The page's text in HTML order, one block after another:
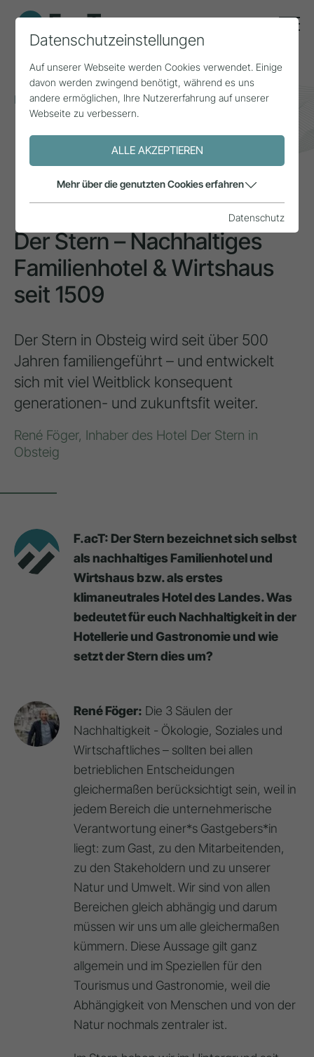
Home Themen
Familienunternehmen
Der Stern – Nachhaltiges Familienhotel & Wirtshaus
seit 1509
INSPIRATION
Der Stern – Nachhaltiges
Familienhotel & Wirtshaus
seit 1509
Der Stern in Obsteig wird seit über 500
Jahren familiengeführt – und entwickelt
sich mit viel Weitblick konsequent
generationen- und zukunftsfit weiter.
René Föger, Inhaber des Hotel Der Stern in
Obsteig
F.acT: Der Stern bezeichnet sich selbst
als nachhaltiges Familienhotel und
Wirtshaus bzw. als erstes
klimaneutrales Hotel des Landes. Was
bedeutet für euch Nachhaltigkeit in der
Hotellerie und Gastronomie und wie
setzt der Stern dies um?
René Föger: Die 3 Säulen der
Nachhaltigkeit - Ökologie, Soziales und
Wirtschaftliches – sollten bei allen
betrieblichen Entscheidungen
gleichermaßen berücksichtigt sein, weil in
jedem Bereich die unternehmerische
Verantwortung einer*s Gastgebers*in
liegt: zum Gast, zu den Mitarbeitenden,
zu den Stakeholdern und zu unserer
Natur und Umwelt. Wir sind von allen
Bereichen gleich abhängig und darum
müssen wir uns um alle gleichermaßen
kümmern. Diese Aussage gilt ganz
allgemein und im Speziellen für den
Tourismus und Gastronomie, weil die
Abhängigkeit von Menschen und von der
Natur nochmals zentraler ist.
Datenschutzeinstellungen
Auf unserer Webseite werden Cookies verwendet. Einige
davon werden zwingend benötigt, während es uns
andere ermöglichen, Ihre Nutzererfahrung auf unserer
Webseite zu verbessern.
ALLE AKZEPTIEREN
Mehr über die genutzten Cookies erfahren
Datenschutz